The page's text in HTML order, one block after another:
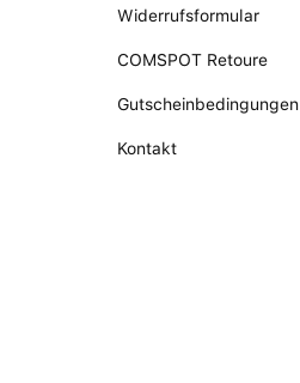
Widerrufsformular
COMSPOT Retoure
Gutscheinbedingungen
Kontakt